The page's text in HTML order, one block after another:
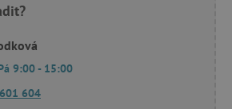
9:00 - 15:00
604